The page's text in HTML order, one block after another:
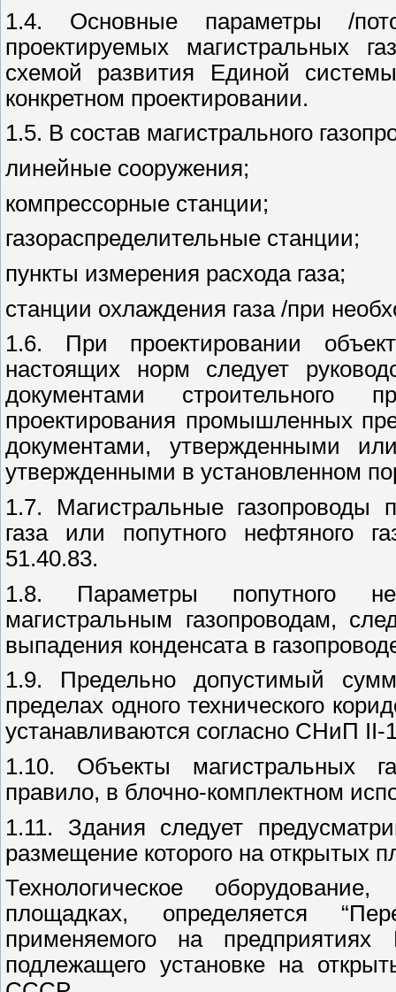
1.4. Основные параметры /
проектируемых магистральных
схемой развития Единой
конкретном проектировании.
1.5. В состав магистрального
линейные сооружения;
компрессорные станции;
газораспределительные станции;
пункты измерения расхода газа;
станции охлаждения газа /при
1.6. При проектировании
настоящих норм следует
документами строительного
проектирования промышленных
документами, утвержденными
утвержденными в установленном
1.7. Магистральные газопроводы
газа или попутного нефтяного
51.40.83.
1.8. Параметры попутного
магистральным газопроводам,
выпадения конденсата в
1.9. Предельно допустимый
пределах одного технического
устанавливаются согласно СНиП II-
1.10. Объекты магистральных
правило, в блочно-комплектном
1.11. Здания следует
размещение которого на открытых
Технологическое
площадках, определяется
применяемого на предприятиях
подлежащего установке на